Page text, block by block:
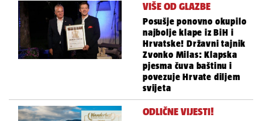
VIŠE OD GLAZBE
Posušje ponovno okupilo
najbolje klape iz BiH i
Hrvatske! Državni tajnik
Zvonko Milas: Klapska
pjesma čuva baštinu i
povezuje Hrvate diljem
svijeta
ODLIČNE VIJESTI!